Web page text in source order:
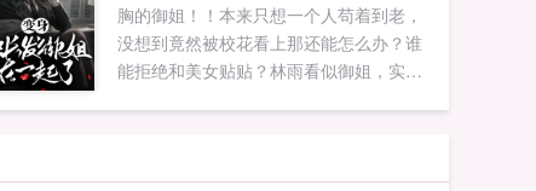
胸的御姐！！本来只想一个人苟着到老，
没想到竟然被校花看上那还能怎么办？谁
能拒绝和美女贴贴？林雨看似御姐，实际